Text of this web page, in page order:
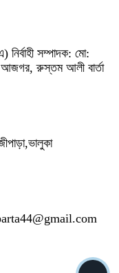
সম্পাদক: মো:
আজগর, রুস্তম আলী বার্তা